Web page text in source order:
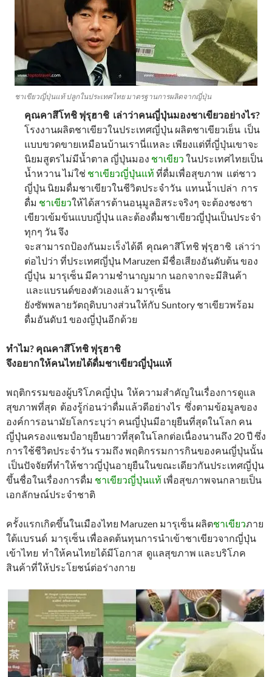
ชาเขียวญี่ปุ่นแท้ ปลูกในประเทศไทย มาตรฐานการผลิตจากญี่ปุ่น
คุณคาสึโทชิ ฟุรุฮาชิ เล่าว่าคนญี่ปุ่นมองชาเขียวอย่างไร?
โรงงานผลิตชาเขียวในประเทศญี่ปุ่น ผลิตชาเขียวเย็น เป็น
แบบขวดขายเหมือนบ้านเรานี่แหละ เพียงแต่ที่ญี่ปุ่นเขาจะ
นิยมสูตรไม่มีน้ำตาล ญี่ปุ่นมอง ชาเขียว ในประเทศไทยเป็น
น้ำหวาน ไม่ใช่ ชาเขียวญี่ปุ่นแท้ที่ดื่มเพื่อสุขภาพ แต่ชาว
ญี่ปุ่น นิยมดื่มชาเขียวในชีวิตประจำวัน แทนน้ำเปล่า การ
ดื่ม ชาเขียวให้ได้สารต้านอนุมูลอิสระจริงๆ จะต้องชงชา
เขียวเข้มข้นแบบญี่ปุ่น และต้องดื่มชาเขียวญี่ปุ่นเป็นประจำ
ทุกๆ วัน จึง
จะสามารถป้องกันมะเร็งได้ดี คุณคาสึโทชิ ฟุรุฮาชิ เล่าว่า
ต่อไปว่า ที่ประเทศญี่ปุ่น Maruzen มีชื่อเสียงอันดับต้น ของ
ญี่ปุ่น มารุเซ็น มีความชำนาญมาก นอกจากจะมีสินค้า
และแบรนด์ของตัวเองแล้ว มารุเซ็น
ยังซัพพลายวัตถุดิบบางส่วนให้กับ Suntory ชาเขียวพร้อม
ดื่มอันดับ1 ของญี่ปุ่นอีกด้วย
ทำไม? คุณคาสึโทชิ ฟุรุฮาชิ
จึงอยากให้คนไทยได้ดื่มชาเขียวญี่ปุ่นแท้
พฤติกรรมของผู้บริโภคญี่ปุ่น ให้ความสำคัญในเรื่องการดูแล
สุขภาพที่สุด ต้องรู้ก่อนว่าดื่มแล้วดีอย่างไร ซึ่งตามข้อมูลของ
องค์การอนามัยโลกระบุว่า คนญี่ปุ่นมีอายุยืนที่สุดในโลก คน
ญี่ปุ่นครองแชมป์อายุยืนยาวที่สุดในโลกต่อเนื่องนานถึง 20 ปี ซึ่ง
การใช้ชีวิตประจำวัน รวมถึง พฤติกรรมการกินของคนญี่ปุ่นนั้น
เป็นปัจจัยที่ทำให้ชาวญี่ปุ่นอายุยืนในขณะเดียวกันประเทศญี่ปุ่น
ขึ้นชื่อในเรื่องการดื่ม ชาเขียวญี่ปุ่นแท้ เพื่อสุขภาพจนกลายเป็น
เอกลักษณ์ประจำชาติ
ครั้งแรกเกิดขึ้นในเมืองไทย Maruzen มารุเซ็น ผลิตชาเขียวภาย
ใต้แบรนด์ มารุเซ็น เพื่อลดต้นทุนการนำเข้าชาเขียวจากญี่ปุ่น
เข้าไทย ทำให้คนไทยได้มีโอกาส ดูแลสุขภาพ และบริโภค
สินค้าที่ให้ประโยชน์ต่อร่างกาย